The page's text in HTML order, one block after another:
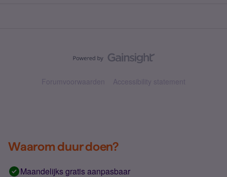
Forumvoorwaarden Accessibility statement
Waarom duur doen?
Maandelijks gratis aanpasbaar